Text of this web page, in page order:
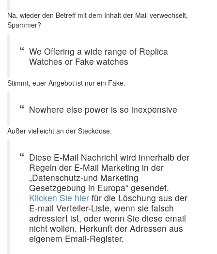
Na, wieder den Betreff mit dem Inhalt der Mail verwechselt,
Spammer?
We Offering a wide range of Replica
Watches or Fake watches
Stimmt, euer Angebot ist nur ein Fake.
Nowhere else power is so inexpensive
Außer vielleicht an der Steckdose.
Diese E-Mail Nachricht wird innerhalb der
Regeln der E-Mail Marketing in der
„Datenschutz-und Marketing
Gesetzgebung in Europa“ gesendet.
Klicken Sie hier für die Löschung aus der
E-mail Verteiler-Liste, wenn sie falsch
adressiert ist, oder wenn Sie diese email
nicht wollen. Herkunft der Adressen aus
eigenem Email-Register.